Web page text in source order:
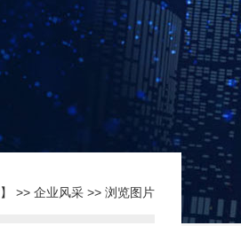
>> 企业风采>> 浏览图片